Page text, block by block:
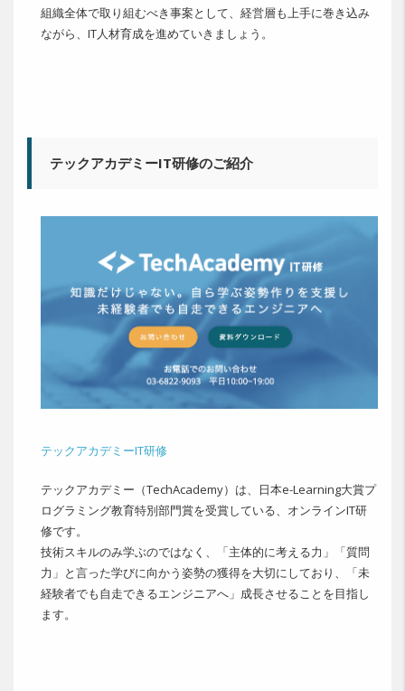
組織全体で取り組むべき事案として、経営層も上手に巻き込み
ながら、IT人材育成を進めていきましょう。
テックアカデミーIT研修のご紹介
テックアカデミーIT研修
テックアカデミー（TechAcademy）は、日本e-Learning大賞プ
ログラミング教育特別部門賞を受賞している、オンラインIT研
修です。
技術スキルのみ学ぶのではなく、「主体的に考える力」「質問
力」と言った学びに向かう姿勢の獲得を大切にしており、「未
経験者でも自走できるエンジニアへ」成長させることを目指し
ます。